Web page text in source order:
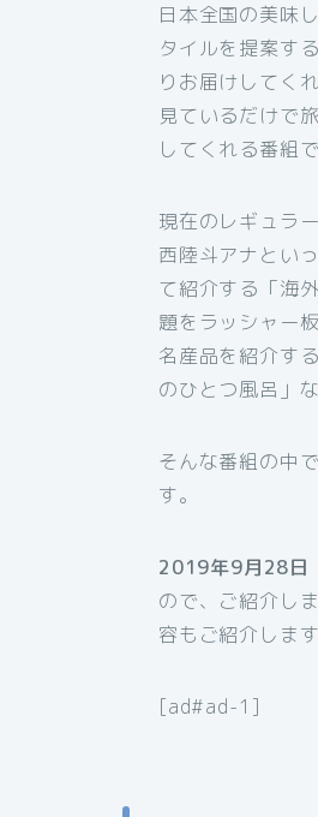
日本全国の美味
タイルを提案す
りお届けしてく
見ているだけで
してくれる番組
現在のレギュラ
西陸斗アナとい
て紹介する「海
題をラッシャー
名産品を紹介す
のひとつ風呂」
そんな番組の中
す。
2019年9月28日
ので、ご紹介し
容もご紹介します
[ad#ad-1]